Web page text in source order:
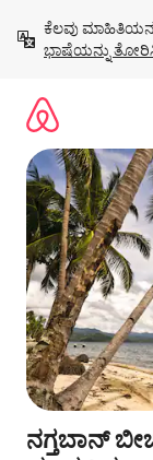
ಹೋಗಿ
ಕೆಲವು
ಭಾಷೆಯನ್ನು
ನಗ್ತಬಾನ್